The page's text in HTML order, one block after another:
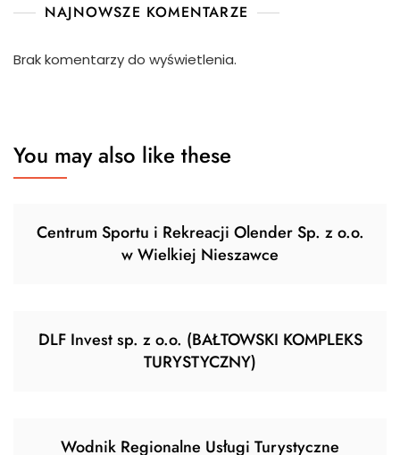
NAJNOWSZE KOMENTARZE
Brak komentarzy do wyświetlenia.
You may also like these
Centrum Sportu i Rekreacji Olender Sp. z o.o.
w Wielkiej Nieszawce
DLF Invest sp. z o.o. (BAŁTOWSKI KOMPLEKS
TURYSTYCZNY)
Wodnik Regionalne Usługi Turystyczne